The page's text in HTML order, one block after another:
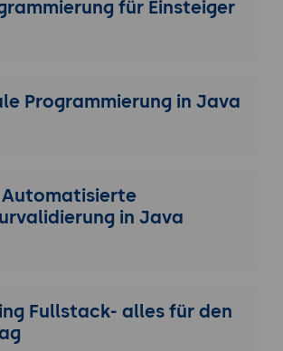
für Einsteiger
Programmierung in Java
in Java
Fullstack- alles für den